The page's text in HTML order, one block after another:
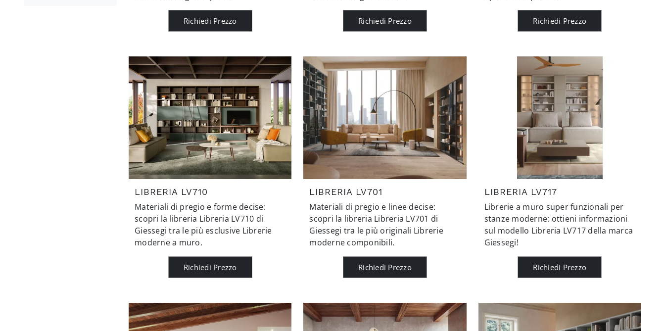
Richiedi Prezzo Richiedi Prezzo Richiedi Prezzo
LIBRERIA LV710
Materiali di pregio e forme decise:
scopri la libreria Libreria LV710 di
Giessegi tra le più esclusive Librerie
moderne a muro.
Richiedi Prezzo
LIBRERIA LV701
Materiali di pregio e linee decise:
scopri la libreria Libreria LV701 di
Giessegi tra le più originali Librerie
moderne componibili.
Richiedi Prezzo
LIBRERIA LV717
Librerie a muro super funzionali per
stanze moderne: ottieni informazioni
sul modello Libreria LV717 della marca
Giessegi!
Richiedi Prezzo